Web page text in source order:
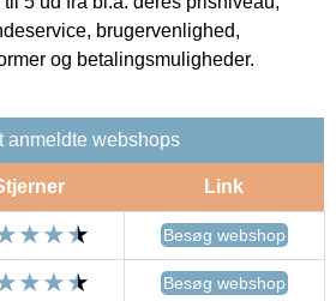
brugervenlighed,
og betalingsmuligheder.
anmeldte webshops
Link
Besøg webshop
Besøg webshop